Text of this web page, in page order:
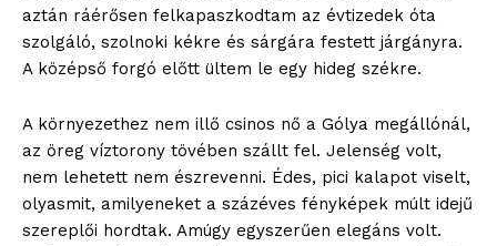
aztán ráérősen felkapaszkodtam az évtizedek óta
szolgáló, szolnoki kékre és sárgára festett járgányra.
A középső forgó előtt ültem le egy hideg székre.
A környezethez nem illő csinos nő a Gólya megállónál,
az öreg víztorony tövében szállt fel. Jelenség volt,
nem lehetett nem észrevenni. Édes, pici kalapot viselt,
olyasmit, amilyeneket a százéves fényképek múlt idejű
szereplői hordtak. Amúgy egyszerűen elegáns volt.